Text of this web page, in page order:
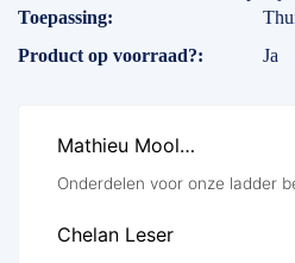
Specificaties
Toepassing
Product op voorraad?
Ja